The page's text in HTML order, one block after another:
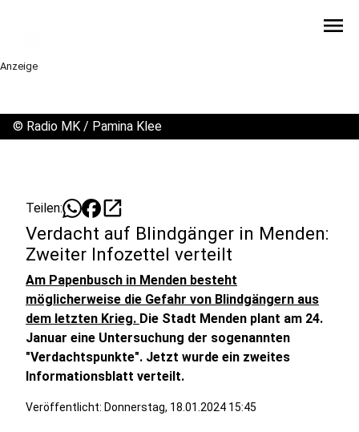
menu
Anzeige
© Radio MK / Pamina Klee
Teilen: open_in_new
Verdacht auf Blindgänger in Menden:
Zweiter Infozettel verteilt
Am Papenbusch in Menden besteht
möglicherweise die Gefahr von Blindgängern aus
dem letzten Krieg. Die Stadt Menden plant am 24.
Januar eine Untersuchung der sogenannten
"Verdachtspunkte". Jetzt wurde ein zweites
Informationsblatt verteilt.
Veröffentlicht: Donnerstag, 18.01.2024 15:45